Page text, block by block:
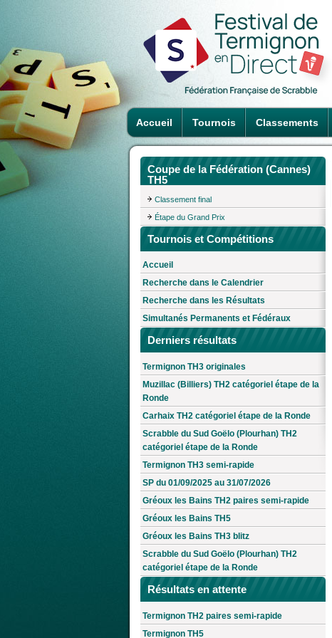
Accueil Tournois Classements
Coupe de la Fédération (Cannes)
TH5
Classement final
Étape du Grand Prix
Tournois et Compétitions
Accueil
Recherche dans le Calendrier
Recherche dans les Résultats
Simultanés Permanents et Fédéraux
Derniers résultats
Termignon TH3 originales
Muzillac (Billiers) TH2 catégoriel étape de la
Ronde
Carhaix TH2 catégoriel étape de la Ronde
Scrabble du Sud Goëlo (Plourhan) TH2
catégoriel étape de la Ronde
Termignon TH3 semi-rapide
SP du 01/09/2025 au 31/07/2026
Gréoux les Bains TH2 paires semi-rapide
Gréoux les Bains TH5
Gréoux les Bains TH3 blitz
Scrabble du Sud Goëlo (Plourhan) TH2
catégoriel étape de la Ronde
Résultats en attente
Termignon TH2 paires semi-rapide
Termignon TH5